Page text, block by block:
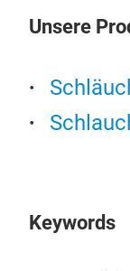
Unsere
Keywords